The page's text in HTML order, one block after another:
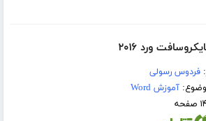
ورد ۲۰۱۶
فردوس رسولی
آموزش Word